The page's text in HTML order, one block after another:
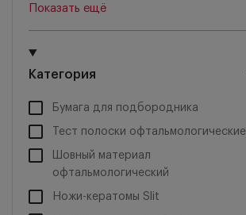
Показать ещё
Категория
Бумага для подбородника
Тест полоски офтальмологические
Шовный материал
офтальмологический
Ножи-кератомы Slit